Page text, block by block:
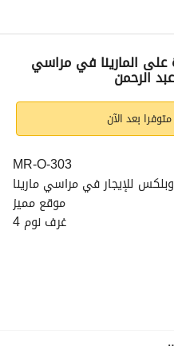
على المارينا في مراسي
الرحمن
بعد الآن
MR-O-303
للإيجار في مراسي مارينا
موقع مميز
4 غرف نوم
من مراسي الساحل الشمالي